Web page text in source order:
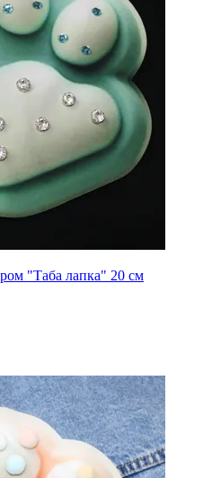
"Таба лапка" 20 см